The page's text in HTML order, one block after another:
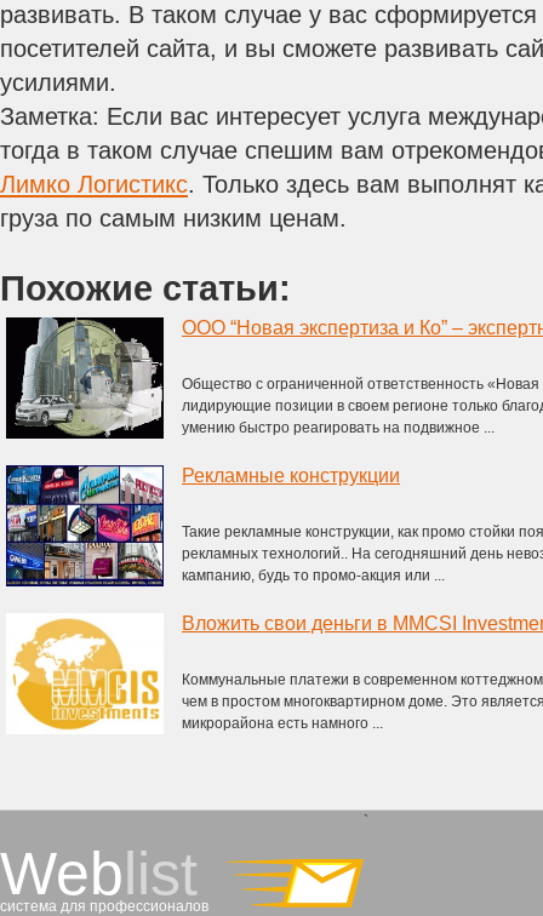
развивать. В таком случае у вас
посетителей сайта, и вы сможете развивать
усилиями.
Заметка: Если вас интересует услуга
тогда в таком случае спешим вам
Лимко Логистикс. Только здесь вам выполнят
груза по самым низким ценам.
Похожие статьи:
ООО “Новая экспертиза и Ко” –
Общество с ограниченной ответственность
лидирующие позиции в своем регионе только
умению быстро реагировать на подвижное ...
Рекламные конструкции
Такие рекламные конструкции, как промо стойки
рекламных технологий.. На сегодняшний день
кампанию, будь то промо-акция или ...
Вложить свои деньги в MMCSI
Коммунальные платежи в современном
чем в простом многоквартирном доме. Это
микрорайона есть намного ...
Weblist
система для профессионалов
`